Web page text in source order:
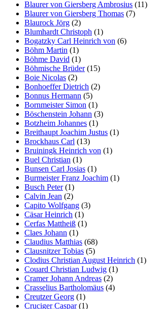
Blaurer von Giersberg Ambrosius (11)
Blaurer von Giersberg Thomas (7)
Blaurock Jörg (2)
Blumhardt Christoph (1)
Bogatzky Carl Heinrich von (6)
Böhm Martin (1)
Böhme David (1)
Böhmische Brüder(15)
Boie Nicolas (2)
Bonhoeffer Dietrich (2)
Bonnus Hermann (5)
Bornmeister Simon (1)
Böschenstein Johann (3)
Botzheim Johannes (1)
Breithaupt Joachim Justus (1)
Brockhaus Carl (13)
Bruiningk Heinrich von (1)
Buel Christian (1)
Bunsen Carl Josias (1)
Burmeister Franz Joachim (1)
Busch Peter(1)
Calvin Jean (2)
Capito Wolfgang (3)
Cäsar Heinrich (1)
Cerfas Mattheiß (1)
Claes Johann (1)
Claudius Matthias (68)
Clausnitzer Tobias (5)
Clodius Christian August Heinrich (1)
Couard Christian Ludwig (1)
Cramer Johann Andreas (2)
Crasselius Bartholomäus (4)
Creutzer Georg (1)
Cruciger Caspar(1)